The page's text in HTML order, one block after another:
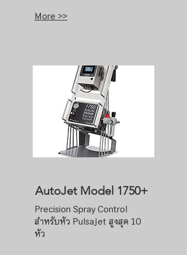
More >>
AutoJet Model 1750+
Precision Spray Control
สำหรับหัว PulsaJet สูงสุด 10
หัว